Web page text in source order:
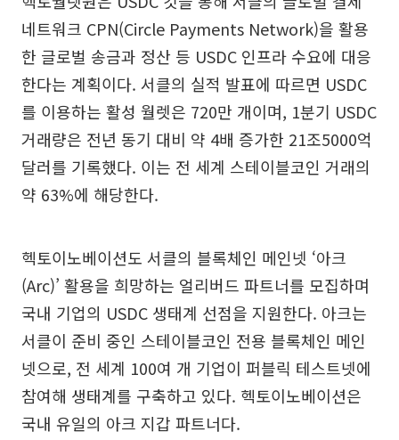
네트워크 CPN(Circle Payments Network)을 활용
한 글로벌 송금과 정산 등 USDC 인프라 수요에 대응
한다는 계획이다. 서클의 실적 발표에 따르면 USDC
를 이용하는 활성 월렛은 720만 개이며, 1분기 USDC
거래량은 전년 동기 대비 약 4배 증가한 21조5000억
달러를 기록했다. 이는 전 세계 스테이블코인 거래의
약 63%에 해당한다.
헥토이노베이션도 서클의 블록체인 메인넷 ‘아크
(Arc)’ 활용을 희망하는 얼리버드 파트너를 모집하며
국내 기업의 USDC 생태계 선점을 지원한다. 아크는
서클이 준비 중인 스테이블코인 전용 블록체인 메인
넷으로, 전 세계 100여 개 기업이 퍼블릭 테스트넷에
참여해 생태계를 구축하고 있다. 헥토이노베이션은
국내 유일의 아크 지갑 파트너다.